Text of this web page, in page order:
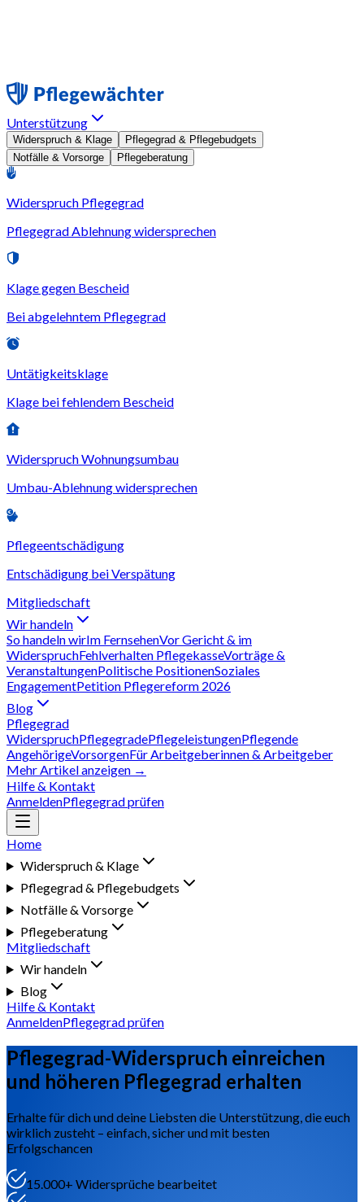
Unterstützung
Widerspruch & Klage
Pflegegrad & Pflegebudgets
Notfälle & Vorsorge
Pflegeberatung
Widerspruch Pflegegrad
Pflegegrad Ablehnung widersprechen
Klage gegen Bescheid
Bei abgelehntem Pflegegrad
Untätigkeitsklage
Klage bei fehlendem Bescheid
Widerspruch Wohnungsumbau
Umbau-Ablehnung widersprechen
Pflegeentschädigung
Entschädigung bei Verspätung
Mitgliedschaft
Wir handeln
So handeln wirIm FernsehenVor Gericht & im
WiderspruchFehlverhalten PflegekasseVorträge &
VeranstaltungenPolitische PositionenSoziales
EngagementPetition Pflegereform 2026
Blog
Pflegegrad
WiderspruchPflegegradePflegeleistungenPflegende
AngehörigeVorsorgenFür Arbeitgeberinnen & Arbeitgeber
Mehr Artikel anzeigen →
Hilfe & Kontakt
AnmeldenPflegegrad prüfen
Home
Widerspruch & Klage
Pflegegrad & Pflegebudgets
Notfälle & Vorsorge
Pflegeberatung
Mitgliedschaft
Wir handeln
Blog
Hilfe & Kontakt
AnmeldenPflegegrad prüfen
Pflegegrad-Widerspruch einreichen
und höheren Pflegegrad erhalten
Erhalte für dich und deine Liebsten die Unterstützung, die euch
wirklich zusteht – einfach, sicher und mit besten
Erfolgschancen
15.000+ Widersprüche bearbeitet